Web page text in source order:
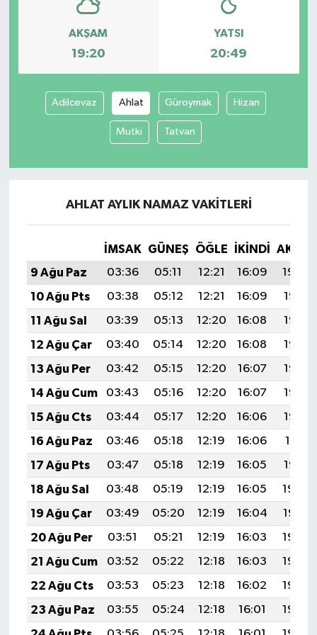
AKŞAM
19:20
YATSI
20:49
Adilcevaz Ahlat Güroymak Hizan
Mutki Tatvan
AHLAT AYLIK NAMAZ VAKITLERI
İMSAK GÜNEŞ ÖĞLE İKINDI
9 Ağu Paz
03:36 05:11 12:21 16:09
19:20
10 Ağu Pts
03:38 05:12 12:21 16:09
19:19
11 Ağu Sal
03:39 05:13 12:20 16:08
19:18
12 Ağu Çar
03:40 05:14 12:20 16:08
19:17
13 Ağu Per
03:42 05:15 12:20 16:07
19:15
14 Ağu Cum
03:43 05:16 12:20 16:07
19:14
15 Ağu Cts
03:44 05:17 12:20 16:06
19:13
16 Ağu Paz
03:46 05:18 12:19 16:06
19:11
17 Ağu Pts
03:47 05:18 12:19 16:05
19:10
18 Ağu Sal
03:48 05:19 12:19 16:05
19:09
19 Ağu Çar
03:49 05:20 12:19 16:04
19:07
20 Ağu Per
03:51 05:21 12:19 16:03
19:06
21 Ağu Cum
03:52 05:22 12:18 16:03
19:05
22 Ağu Cts
03:53 05:23 12:18 16:02
19:03
23 Ağu Paz
03:55 05:24 12:18 16:01
19:02